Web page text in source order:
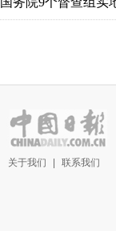
关于我们 联系我们